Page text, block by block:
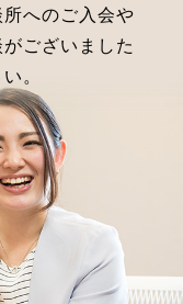
へのご入会や
ございました
。